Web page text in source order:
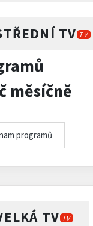
TV TV
měsíčně
programů
TV TV